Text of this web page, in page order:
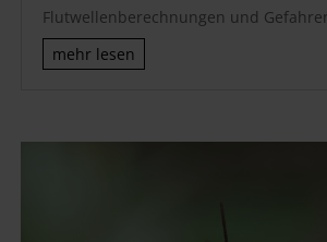
Flutwellenberechnungen und
mehr lesen